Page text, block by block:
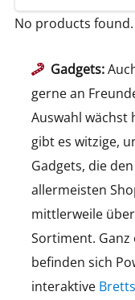
No products found.
Gadgets:
gerne an
Auswahl wächst
gibt es witzige,
Gadgets, die
allermeisten
mittlerweile
Sortiment. Ganz
befinden sich
interaktive